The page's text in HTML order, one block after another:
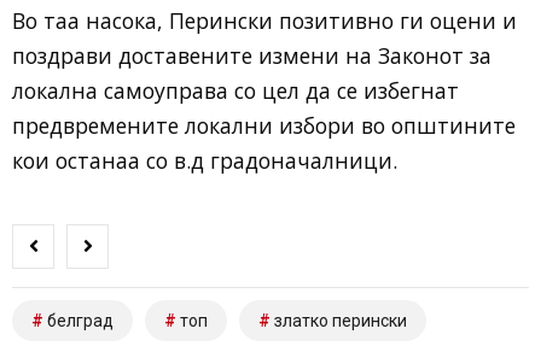
Во таа насока, Перински позитивно ги оцени и
поздрави доставените измени на Законот за
локална самоуправа со цел да се избегнат
предвремените локални избори во општините
кои останаа со в.д градоначалници.
белград топ златко перински